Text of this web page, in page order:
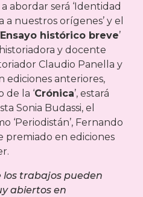
abordar será ‘Identidad
nuestros orígenes’ y el
Ensayo histórico breve’
y docente
Claudio Panella y
ediciones anteriores,
de la ‘Crónica’, estará
Sonia Budassi, el
‘Periodistán’, Fernando
premiado en ediciones
los trabajos pueden
abiertos en